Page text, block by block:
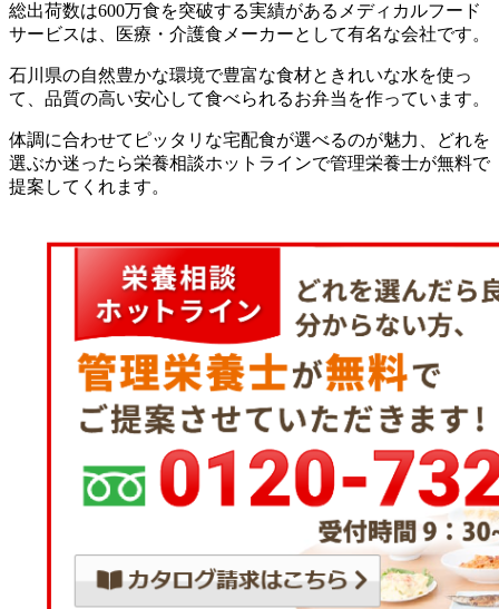
総出荷数は600万食を突破する実績があるメディカルフード
サービスは、医療・介護食メーカーとして有名な会社です。
石川県の自然豊かな環境で豊富な食材ときれいな水を使っ
て、品質の高い安心して食べられるお弁当を作っています。
体調に合わせてピッタリな宅配食が選べるのが魅力、どれを
選ぶか迷ったら栄養相談ホットラインで管理栄養士が無料で
提案してくれます。